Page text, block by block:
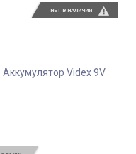
НЕТ В НАЛИЧИИ